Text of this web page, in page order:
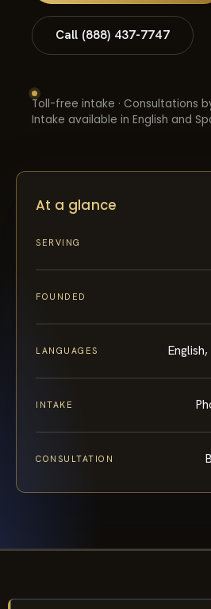
Call (888) 437-7747
Toll-free intake · Consultations
Intake available in English and
At a glance
SERVING
FOUNDED
LANGUAGES
INTAKE
CONSULTATION